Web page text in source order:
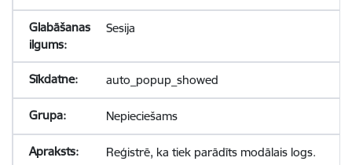
Sesija
auto_popup_showed
Nepieciešams
Reģistrē, ka tiek parādīts modālais logs.